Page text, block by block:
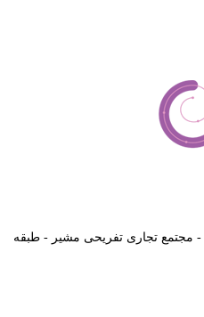
مجتمع تجاری تفریحی مشیر - طبقه